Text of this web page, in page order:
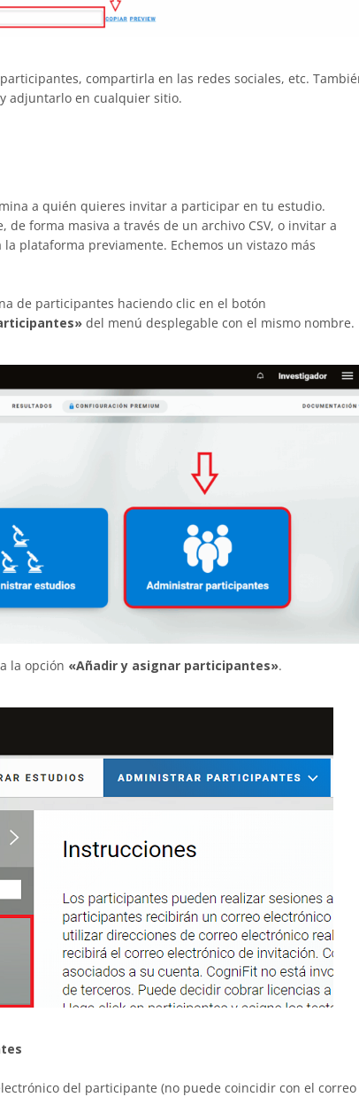
compartirla en las redes sociales, etc.
adjuntarlo en cualquier sitio.
a quién quieres invitar a participar en tu estudio.
forma masiva a través de un archivo CSV, o invitar a
plataforma previamente. Echemos un vistazo más
de participantes haciendo clic en el botón
del menú desplegable con el mismo nombre.
la opción «Añadir y asignar participantes».
del participante (no puede coincidir con el correo